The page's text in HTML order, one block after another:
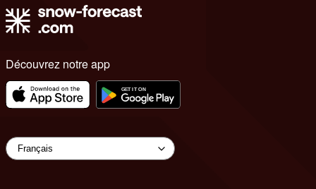
Découvrez notre app